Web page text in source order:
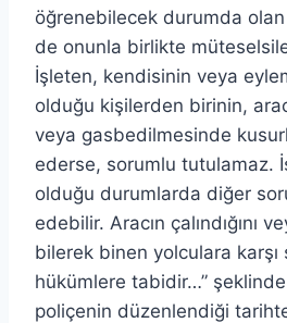
öğrenebilecek durumda olan
de onunla birlikte
İşleten, kendisinin veya
olduğu kişilerden birinin,
veya gasbedilmesinde
ederse, sorumlu tutulamaz.
olduğu durumlarda diğer
edebilir. Aracın çalındığını
bilerek binen yolculara karşı
hükümlere tabidir…”
poliçenin düzenlendiği